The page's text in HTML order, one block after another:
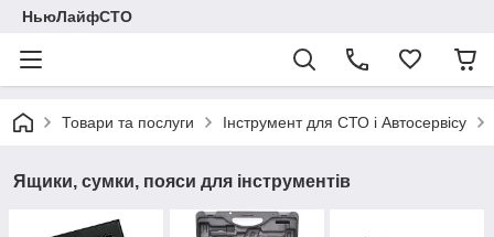
НьюЛайфСТО
Товари та послуги Інструмент для СТО і Автосервісу
Ящики, сумки, пояси для інструментів